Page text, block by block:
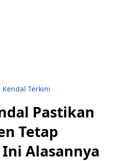
Kendal Terkini
Pastikan
Tetap
Alasannya